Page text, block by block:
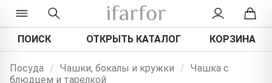
ПОИСК ОТКРЫТЬ КАТАЛОГ КОРЗИНА
Посуда / Чашки, бокалы и кружки / Чашка с
блюдцем и тарелкой